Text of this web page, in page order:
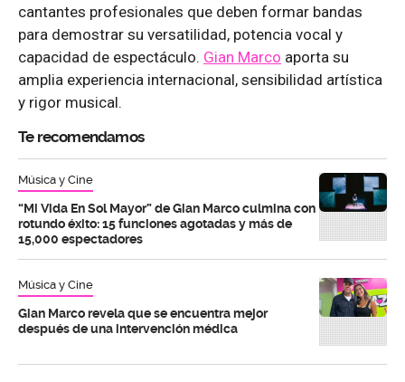
cantantes profesionales que deben formar bandas
para demostrar su versatilidad, potencia vocal y
capacidad de espectáculo. Gian Marco aporta su
amplia experiencia internacional, sensibilidad artística
y rigor musical.
Te recomendamos
Música y Cine
“Mi Vida En Sol Mayor” de Gian Marco culmina con
rotundo éxito: 15 funciones agotadas y más de
15,000 espectadores
Música y Cine
Gian Marco revela que se encuentra mejor
después de una intervención médica